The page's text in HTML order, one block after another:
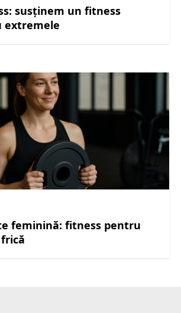
susținem un fitness
extremele
feminină: fitness pentru